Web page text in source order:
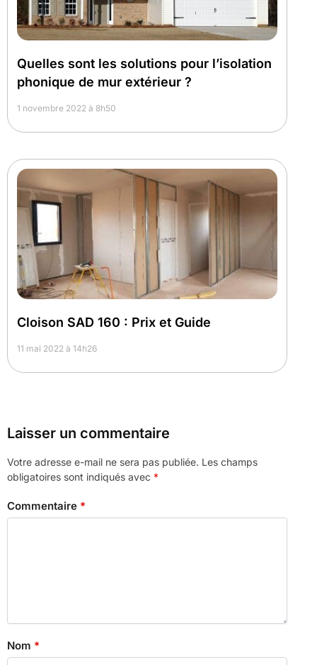
Quelles sont les solutions pour l’isolation
phonique de mur extérieur ?
1 novembre 2022 à 8h50
Cloison SAD 160 : Prix et Guide
11 mai 2022 à 14h26
Laisser un commentaire
Votre adresse e-mail ne sera pas publiée. Les champs
obligatoires sont indiqués avec *
Commentaire *
Nom *